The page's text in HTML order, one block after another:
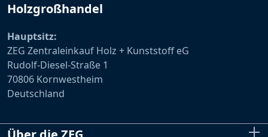
Holzgroßhandel
Hauptsitz:
ZEG Zentraleinkauf Holz + Kunststoff eG
Rudolf-Diesel-Straße 1
70806 Kornwestheim
Deutschland